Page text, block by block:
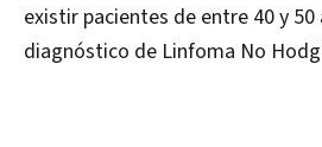
existir pacientes de entre 40 y 50
diagnóstico de Linfoma No